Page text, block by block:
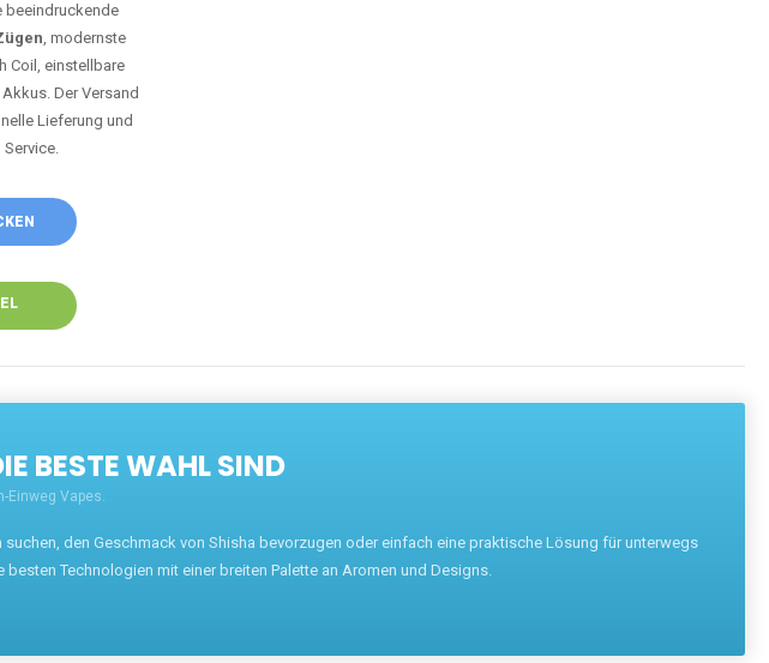
beeindruckende
, modernste
Coil, einstellbare
Der Versand
Lieferung und
BESTE WAHL SIND
Einweg Vapes.
den Geschmack von Shisha bevorzugen oder einfach eine praktische Lösung für unterwegs
Technologien mit einer breiten Palette an Aromen und Designs.